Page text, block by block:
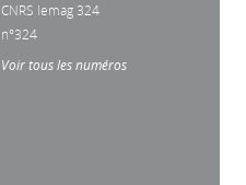
CNRS lemag 324
n°324
Voir tous les numéros